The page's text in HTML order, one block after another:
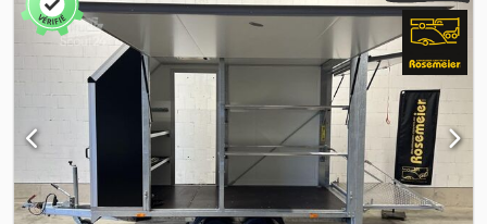
3900 W Batterie : 72V 60Ah VRLA GEL Vitesse maximale : 45 km/h
Dodpfxey I I Nps Agdskr Autonomie maximale : 54 km Charge utile
maximale : 275 kg Dimensions : 2990 x 1100 x 1720 mm (L x l x h)
Affichage LED Chargeur de batterie inclus Banquette rabattable
pour espace de rangement supplémentaire Plateforme de
chargement basculable manuellement Marche avant et arrière
Frein avant hydraulique Indicateur de niveau de charge de la
batterie Pas de contrôle technique exigé Permis AM à partir de 15
ans Les images peuvent contenir des accessoires non inclus
dans la livraison standard. En raison d'améliorations continues, les